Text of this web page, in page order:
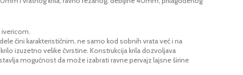
ivericom.
čini karakterističnim, ne samo kod sobnih vrata već i na
izuzetno velike čvrstine. Konstrukcija krila dozvoljava
mogućnost da može izabrati ravne pervajz lajsne širine